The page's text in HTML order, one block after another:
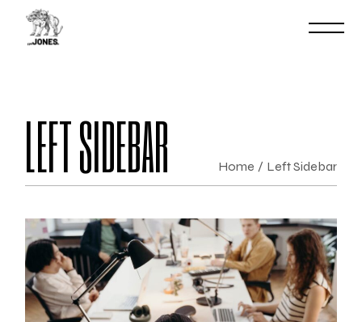
LEFT SIDEBAR Home Left Sidebar